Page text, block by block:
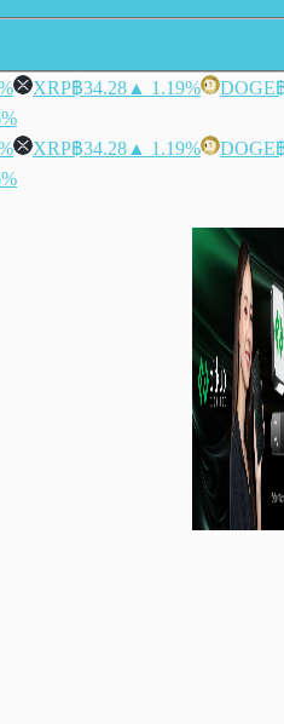
XRP฿34.28 ▲ 1.19% DOGE
XRP฿34.28 ▲ 1.19% DOGE